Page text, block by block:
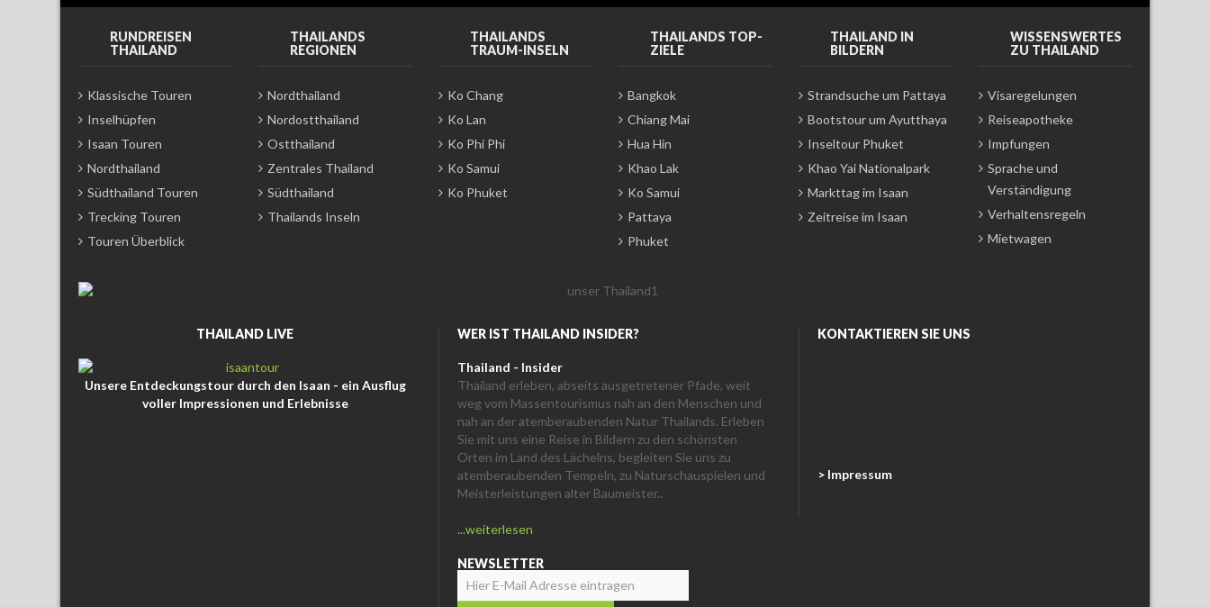
RUNDREISEN
THAILAND
Klassische Touren
Inselhüpfen
Isaan Touren
Nordthailand
Südthailand Touren
Trecking Touren
Touren Überblick
THAILANDS
REGIONEN
Nordthailand
Nordostthailand
Ostthailand
Zentrales Thailand
Südthailand
Thailands Inseln
THAILANDS
TRAUM-INSELN
Ko Chang
Ko Lan
Ko Phi Phi
Ko Samui
Ko Phuket
THAILANDS TOP-
ZIELE
Bangkok
Chiang Mai
Hua Hin
Khao Lak
Ko Samui
Pattaya
Phuket
THAILAND IN
BILDERN
Strandsuche um Pattaya
Bootstour um Ayutthaya
Inseltour Phuket
Khao Yai Nationalpark
Markttag im Isaan
Zeitreise im Isaan
WISSENSWERTES
ZU THAILAND
Visaregelungen
Reiseapotheke
Impfungen
Sprache und
Verständigung
Verhaltensregeln
Mietwagen
THAILAND LIVE
Unsere Entdeckungstour durch den Isaan - ein Ausflug
voller Impressionen und Erlebnisse
WER IST THAILAND INSIDER?
Thailand - Insider
Thailand erleben, abseits ausgetretener Pfade, weit
weg vom Massentourismus nah an den Menschen und
nah an der atemberaubenden Natur Thailands. Erleben
Sie mit uns eine Reise in Bildern zu den schönsten
Orten im Land des Lächelns, begleiten Sie uns zu
atemberaubenden Tempeln, zu Naturschauspielen und
Meisterleistungen alter Baumeister..
...weiterlesen
NEWSLETTER
KONTAKTIEREN SIE UNS
> Impressum